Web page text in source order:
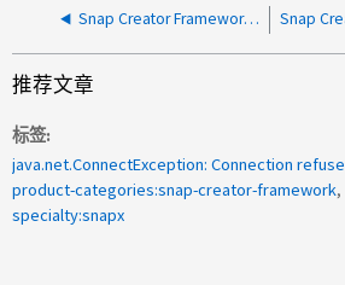
Snap Creator Framework服务无法在Windows上启动
推荐文章
标签
product-categories:snap-creator-framework
specialty:snapx